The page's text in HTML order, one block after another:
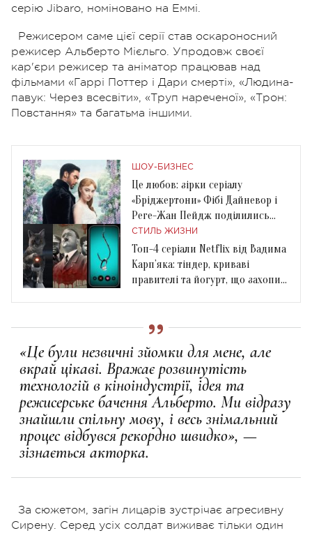
серію Jibaro, номіновано на Еммі.
Режисером саме цієї серії став оскароносний
режисер Альберто Мієльго. Упродовж своєї
кар'єри режисер та аніматор працював над
фільмами «Гаррі Поттер і Дари смерті», «Людина-
павук: Через всесвіти», «Труп нареченої», «Трон:
Повстання» та багатьма іншими.
ШОУ-БИЗНЕС
Це любов: зірки серіалу
«Бріджертони» Фібі Дайневор і
Реге-Жан Пейдж поділились
рідкісним фото
СТИЛЬ ЖИЗНИ
Топ-4 серіали Netflix від Вадима
Карп’яка: тіндер, криваві
правителі та йогурт, що захопив
«Це були незвичні зйомки для мене, але
вкрай цікаві. Вражає розвинутість
технологій в кіноіндустрії, ідея та
режисерське бачення Альберто. Ми відразу
знайшли спільну мову, і весь знімальний
процес відбувся рекордно швидко», —
зізнається акторка.
За сюжетом, загін лицарів зустрічає агресивну
Сирену. Серед усіх солдат виживає тільки один